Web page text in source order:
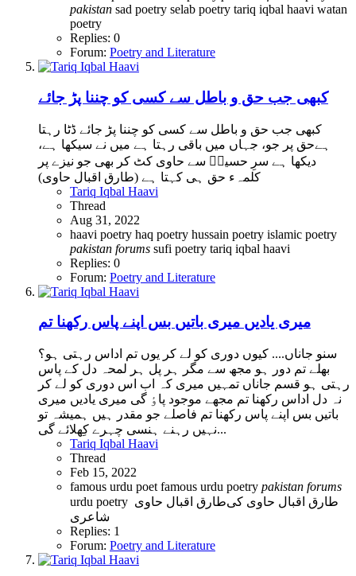
pakistan sad poetry selab poetry tariq iqbal haavi watan
poetry
Replies: 0
Forum: Poetry and Literature
کبھی جب حق و باطل سے کسی کو چننا پڑ جائے
کبھی جب حق و باطل سے کسی کو چننا پڑ جائے ڈٹا رہتا
ہےحق پر جو، جہاں میں باقی رہتا ہے میں نے سیکھا ہے،
دیکھا ہے سرِ حسینؑ سے حاوی کٹ کر بھی جو نیزے پر
کلمہء حق ہی کہتا ہے (طارق اقبال حاوی)
Tariq Iqbal Haavi
Thread
Aug 31, 2022
haavi poetry haq poetry hussain poetry islamic poetry
pakistan forums sufi poetry tariq iqbal haavi
Replies: 0
Forum: Poetry and Literature
میری یادیں میری باتیں بس اپنے پاس رکھنا تم
سنو جاناں.... کیوں دوری کو لے کر یوں تم اداس رہتی ہو؟
بھلے تم دور ہو مجھ سے مگر ہر پل ہر لمحہ دل کے پاس
رہتی ہو قسم جاناں تمہیں میری کہ اب اس دوری کو لے کر
نہ دل اداس رکھنا تم مجھے موجود پاٶ گی میری یادیں میری
باتیں بس اپنے پاس رکھنا تم فاصلے جو مقدر ہیں ہمیشہ تو
نہیں رہنے ہنسی چہرے کِھلائے گی...
Tariq Iqbal Haavi
Thread
Feb 15, 2022
famous urdu poet famous urdu poetry pakistan forums
urdu poetry طارق اقبال حاویطارق اقبال حاوی کی
شاعری
Replies: 1
Forum: Poetry and Literature